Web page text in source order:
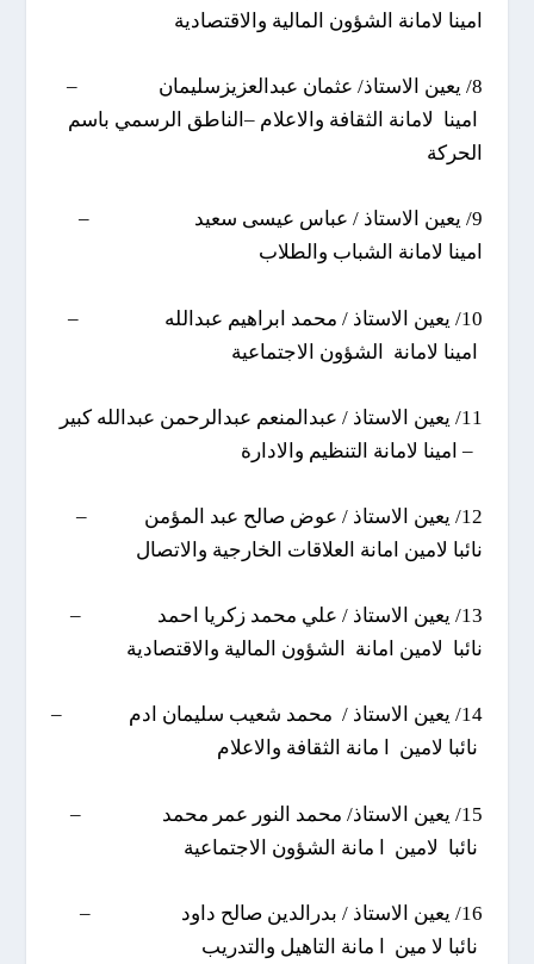
امينا لامانة الشؤون المالية والاقتصادية
8/ يعين الاستاذ/ عثمان عبدالعزيزسليمان –
امينا لامانة الثقافة والاعلام –الناطق الرسمي باسم
الحركة
9/ يعين الاستاذ / عباس عيسى سعيد –
امينا لامانة الشباب والطلاب
10/ يعين الاستاذ / محمد ابراهيم عبدالله –
امينا لامانة الشؤون الاجتماعية
11/ يعين الاستاذ / عبدالمنعم عبدالرحمن عبدالله كبير
– امينا لامانة التنظيم والادارة
12/ يعين الاستاذ / عوض صالح عبد المؤمن –
نائبا لامين امانة العلاقات الخارجية والاتصال
13/ يعين الاستاذ / علي محمد زكريا احمد –
نائبا لامين امانة الشؤون المالية والاقتصادية
14/ يعين الاستاذ / محمد شعيب سليمان ادم –
نائبا لامين ا مانة الثقافة والاعلام
15/ يعين الاستاذ/ محمد النور عمر محمد –
نائبا لامين ا مانة الشؤون الاجتماعية
16/ يعين الاستاذ / بدرالدين صالح داود –
نائبا لا مين ا مانة التاهيل والتدريب